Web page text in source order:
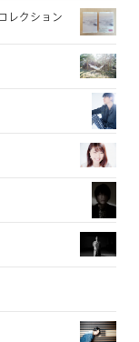
レクション